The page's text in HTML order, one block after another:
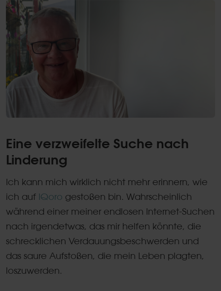
Eine verzweifelte Suche nach
Linderung
Ich kann mich wirklich nicht mehr erinnern, wie
ich auf IQoro gestoßen bin. Wahrscheinlich
während einer meiner endlosen Internet-Suchen
nach irgendetwas, das mir helfen könnte, die
schrecklichen Verdauungsbeschwerden und
das saure Aufstoßen, die mein Leben plagten,
loszuwerden.